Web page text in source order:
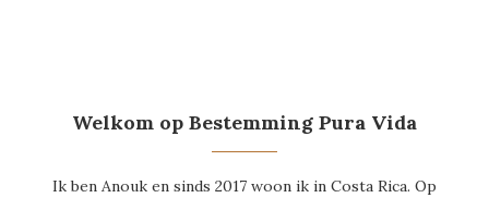
Welkom op Bestemming Pura Vida
Ik ben Anouk en sinds 2017 woon ik in Costa Rica. Op